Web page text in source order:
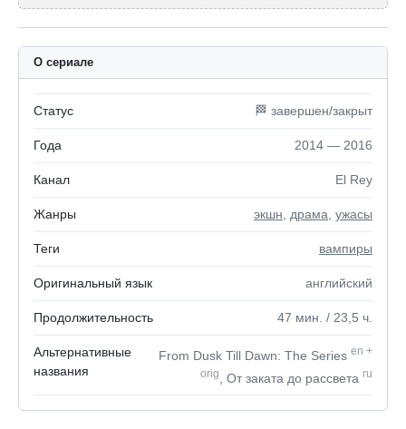
О сериале
Статус 🏁 завершен/закрыт
Года 2014 — 2016
Канал El Rey
Жанры экшн драма ужасы
Теги вампиры
Оригинальный язык английский
Продолжительность 47 мин. / 23,5 ч.
Альтернативные
названия
From Dusk Till Dawn: The Series en +
orig
, От заката до рассвета ru